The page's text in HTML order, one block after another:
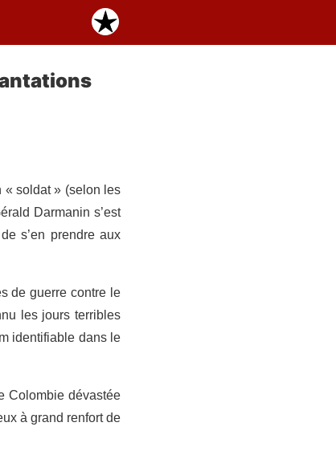
« soldat » (selon les
Darmanin s’est
s’en prendre aux
de guerre contre le
les jours terribles
identifiable dans le
Colombie dévastée
à grand renfort de